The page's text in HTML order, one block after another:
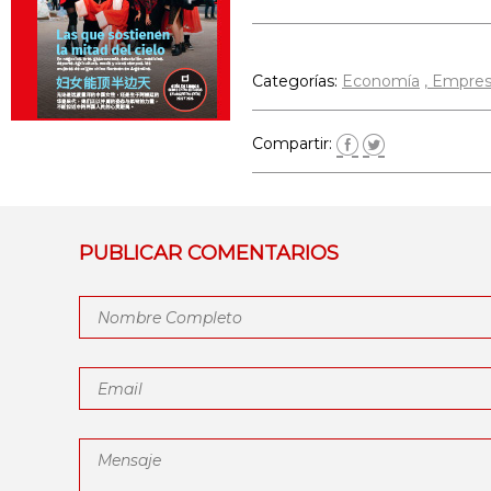
Categorías: Economía
Compartir:
PUBLICAR COMENTARIOS